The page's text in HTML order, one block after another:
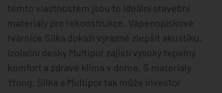
těmto vlastnostem jsou to ideální stavební
materiály pro rekonstrukce. Vápenopískové
tvárnice Silka dokáží výrazně zlepšit akustiku,
izolační desky Multipor zajistí vysoký tepelný
komfort a zdravé klima v dome. S materiály
Ytong. Silka a Multipor tak může investor